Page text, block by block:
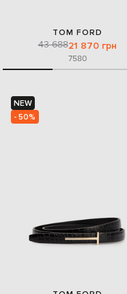
TOM FORD
43 68821 870 грн
7580
NEW
- 50%